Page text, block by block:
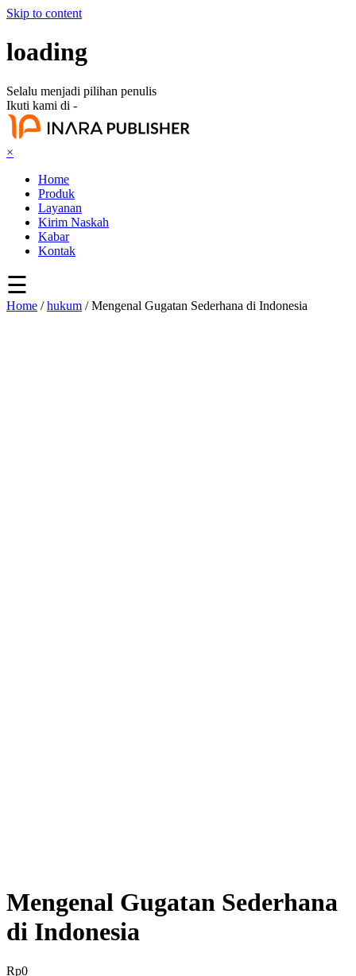
Skip to content
loading
Selalu menjadi pilihan penulis
Ikuti kami di -
×
Home
Produk
Layanan
Kirim Naskah
Kabar
Kontak
☰
Home /hukum / Mengenal Gugatan Sederhana di Indonesia
Mengenal Gugatan Sederhana
di Indonesia
Rp0